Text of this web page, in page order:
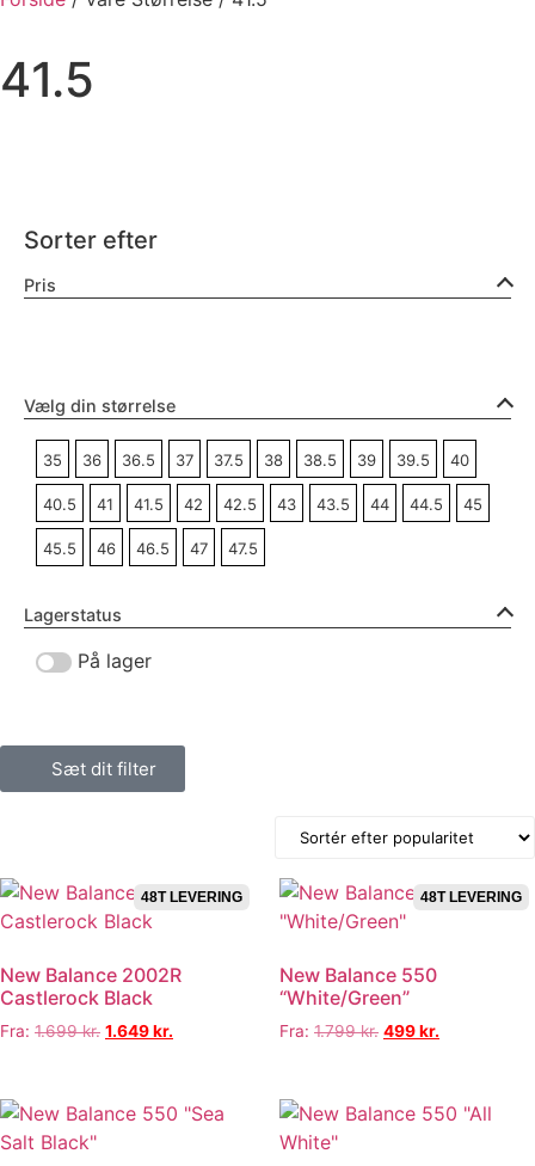
41.5
Sorter efter
Pris
Vælg din størrelse
35 36 36.5 37 37.5 38 38.5 39 39.5 40
40.5 41 41.5 42 42.5 43 43.5 44 44.5 45
45.5 46 46.5 47 47.5
Lagerstatus
På lager
Sæt dit filter
48T LEVERING
New Balance 2002R
Castlerock Black
Fra: 1.699kr. 1.649kr.
48T LEVERING
New Balance 550
“White/Green”
Fra: 1.799kr. 499kr.